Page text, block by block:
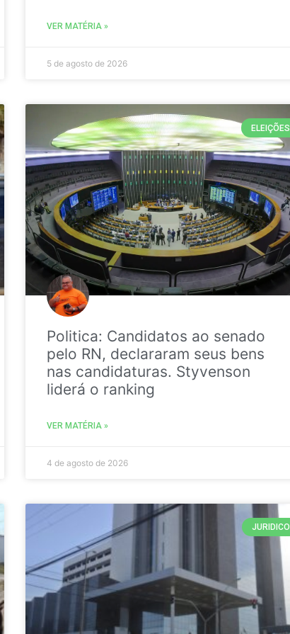
VER MATÉRIA »
5 de agosto de 2026
ELEIÇÕES
Politica: Candidatos ao senado
pelo RN, declararam seus bens
nas candidaturas. Styvenson
liderá o ranking
VER MATÉRIA »
4 de agosto de 2026
JURIDICO